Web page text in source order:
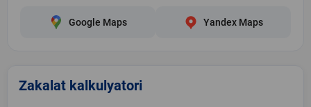
Google Maps Yandex Maps
Zakalat kalkulyatori